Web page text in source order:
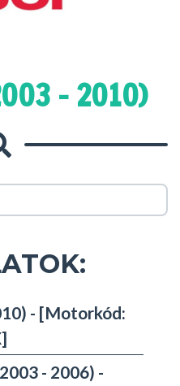
- 2010)
- [Motorkód:
- 2006) -